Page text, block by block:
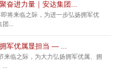
奋进力量｜安达集团...
将来临之际，为进一步弘扬拥军优
团...
军优属显担当 — ...
来临之际，为大力弘扬拥军优属、拥